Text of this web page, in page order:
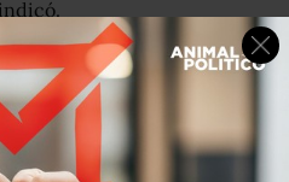
económico 4146, iba
capacidad para 43 pasajeros
de Nuevo Laredo